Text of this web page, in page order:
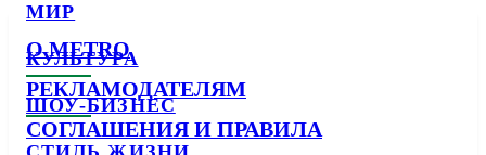
МИР
КУЛЬТУРА
ШОУ-БИЗНЕС
О METRO
РЕКЛАМОДАТЕЛЯМ
СОГЛАШЕНИЯ И ПРАВИЛА